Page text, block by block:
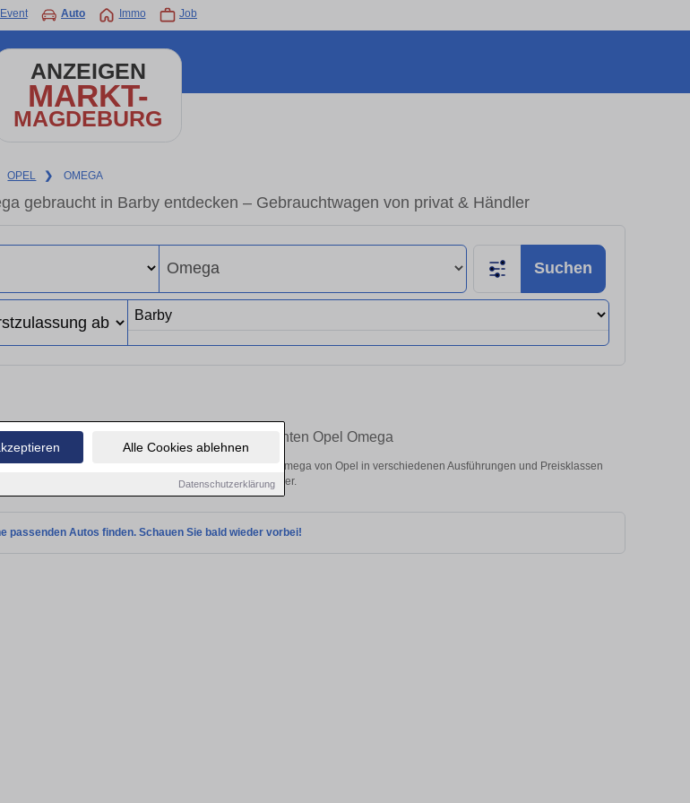
Alle Cookies ablehnen
Datenschutzerklärung
Event Auto Immo Job
ANZEIGEN
MARKT-
MAGDEBURG
OPEL ❯ OMEGA
gebraucht in Barby entdecken – Gebrauchtwagen von privat & Händler
Suchen
Finden Sie in Barby Ihren gebrauchten Opel Omega
Omega Gebrauchtwagen? Entdecken Sie gebrauchte Omega von Opel in verschiedenen Ausführungen und Preisklassen
von privat und vom Händler.
passenden Autos finden. Schauen Sie bald wieder vorbei!